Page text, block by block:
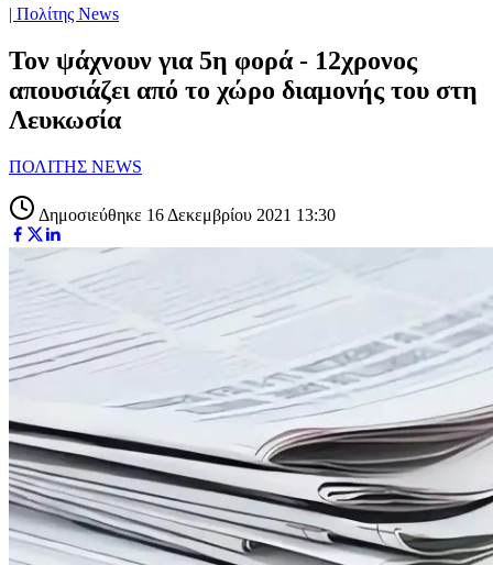
| Πολίτης News
Τον ψάχνουν για 5η φορά - 12χρονος
απουσιάζει από το χώρο διαμονής του στη
Λευκωσία
ΠΟΛΙΤΗΣ NEWS
Δημοσιεύθηκε 16 Δεκεμβρίου 2021 13:30